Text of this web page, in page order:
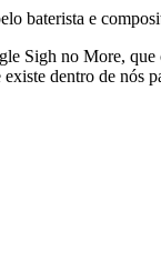
baterista e
Sigh no More,
dentro de nós